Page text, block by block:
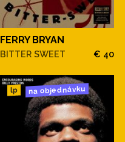
FERRY BRYAN
BITTER SWEET € 40
lp na objednávku